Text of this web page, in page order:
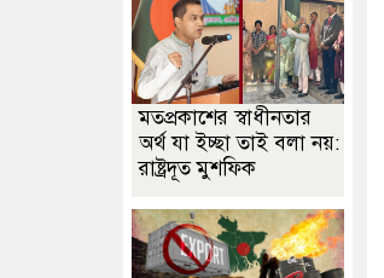
মতপ্রকাশের স্বাধীনতার
অর্থ যা ইচ্ছা তাই বলা নয়:
রাষ্ট্রদূত মুশফিক